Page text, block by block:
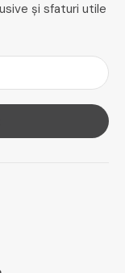
și sfaturi utile